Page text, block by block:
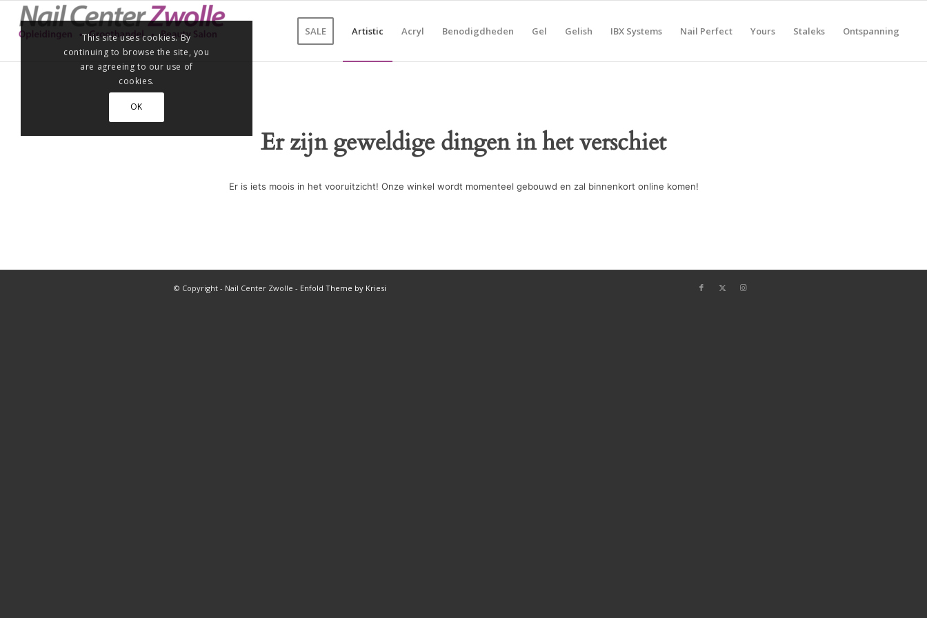
SALE Artistic Acryl Benodigdheden Gel Gelish IBX Systems Nail Perfect Yours Staleks Ontspanning
Er zijn geweldige dingen in het verschiet
Er is iets moois in het vooruitzicht! Onze winkel wordt momenteel gebouwd en zal binnenkort online komen!
© Copyright - Nail Center Zwolle - Enfold Theme by Kriesi
This site uses cookies. By
continuing to browse the site, you
are agreeing to our use of
cookies.
OK